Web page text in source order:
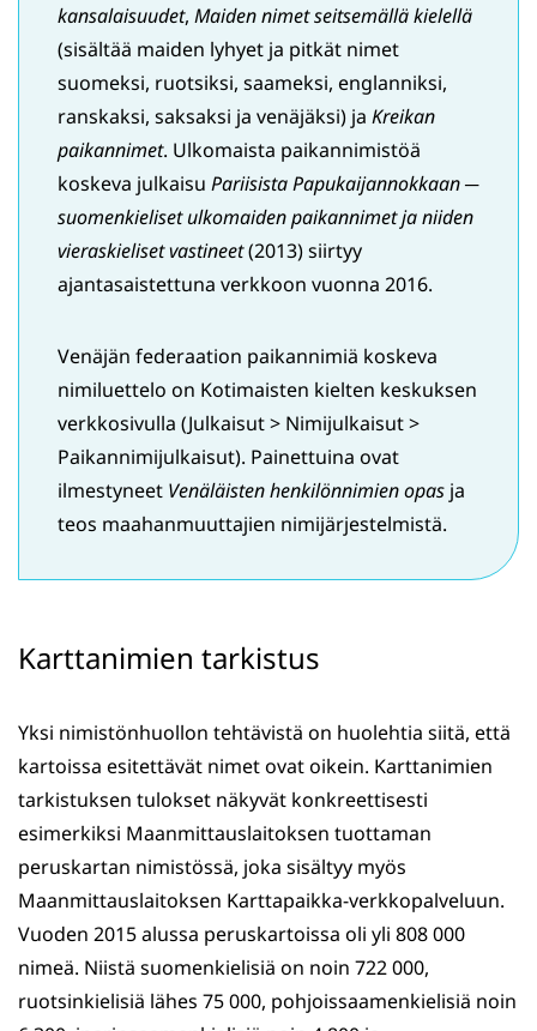
kansalaisuudet, Maiden nimet seitsemällä kielellä
(sisältää maiden lyhyet ja pitkät nimet
suomeksi, ruotsiksi, saameksi, englanniksi,
ranskaksi, saksaksi ja venäjäksi) ja Kreikan
paikannimet. Ulkomaista paikannimistöä
koskeva julkaisu Pariisista Papukaijannokkaan─
suomenkieliset ulkomaiden paikannimet ja niiden
vieraskielisetvastineet(2013) siirtyy
ajantasaistettuna verkkoon vuonna 2016.
Venäjän federaation paikannimiä koskeva
nimiluettelo on Kotimaisten kielten keskuksen
verkkosivulla (Julkaisut > Nimijulkaisut >
Paikannimijulkaisut). Painettuina ovat
ilmestyneet Venäläisten henkilönnimien opas ja
teos maahanmuuttajien nimijärjestelmistä.
Karttanimien tarkistus
Yksi nimistönhuollon tehtävistä on huolehtia siitä, että
kartoissa esitettävät nimet ovat oikein. Karttanimien
tarkistuksen tulokset näkyvät konkreettisesti
esimerkiksi Maanmittauslaitoksen tuottaman
peruskartan nimistössä, joka sisältyy myös
Maanmittauslaitoksen Karttapaikka-verkkopalveluun.
Vuoden 2015 alussa peruskartoissa oli yli 808 000
nimeä. Niistä suomenkielisiä on noin 722 000,
ruotsinkielisiä lähes 75 000, pohjoissaamenkielisiä noin